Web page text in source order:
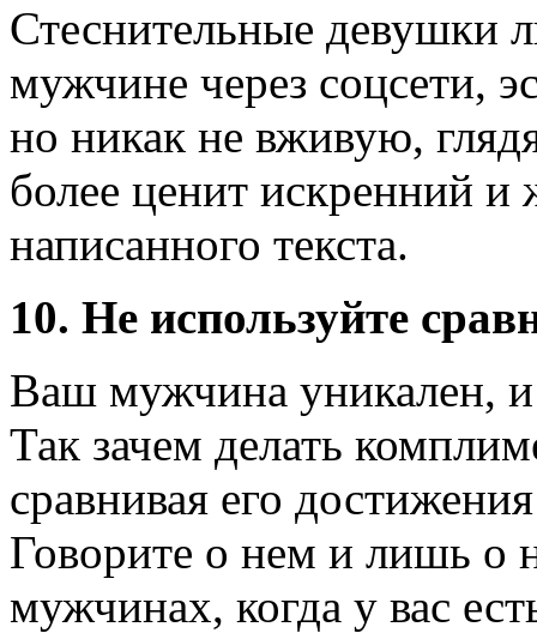
Стеснительные девушки
мужчине через соцсети,
но никак не вживую,
более ценит искренний
написанного текста.
10. Не используйте
Ваш мужчина уникален, и
Так зачем делать
сравнивая его
Говорите о нем и лишь о
мужчинах, когда у вас